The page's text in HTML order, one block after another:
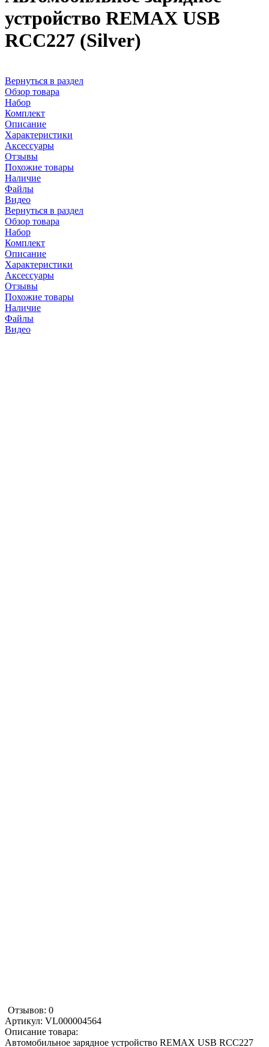
устройство REMAX USB
RCC227 (Silver)
Вернуться в раздел
Обзор товара
Набор
Комплект
Описание
Характеристики
Аксессуары
Отзывы
Похожие товары
Наличие
Файлы
Видео
Вернуться в раздел
Обзор товара
Набор
Комплект
Описание
Характеристики
Аксессуары
Отзывы
Похожие товары
Наличие
Файлы
Видео
Отзывов: 0
Артикул: VL000004564
Описание товара:
Автомобильное зарядное устройство REMAX USB RCC227